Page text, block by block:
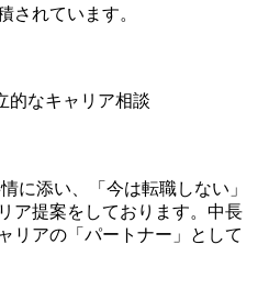
組織です(ワンプール制) ● 海外
立し、グローバル案件に対応
構築しています 東京都中央区
八重洲 八重洲セントラルタワ
禁煙、ビル内喫煙室あり WE
験に合格している方 ● テクノ
生大学卒業に限る ・大手総合
略コンサルタント ・4年生大
れかの実務経験を有する方
コンサルティング経験2年以
けるコンサルティング経験2
参加予定DTE ① MRS-IMS
③ CyberSecurity ④ IES ⑤ I
H&PS オンライン (Teams)
であり株主からの圧力がない
環境 対面でのコミュニケーシ
出社勤務。1日の労働時間平均
年度の年間データ、エンジニ
～最長16:00 2026年8月10
上回る場合は、厳正なる審査
だきます。ご了承ください。
明会 → 面接(会社説明会終了
ートにて実施します。 ※参加
案内をお送りいたします。 ※
事前に適性検査をご受検いた
ノベーション事業部でのポジ
されています。
的なキャリア相談
に添い、「今は転職しない」
ア提案をしております。中長
リアの「パートナー」として